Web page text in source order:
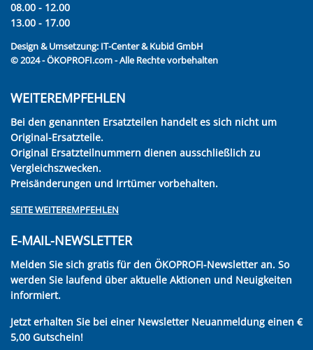
08.00 - 12.00
13.00 - 17.00
Design & Umsetzung: IT-Center & Kubid GmbH
© 2024 - ÖKOPROFI.com - Alle Rechte vorbehalten
WEITEREMPFEHLEN
Bei den genannten Ersatzteilen handelt es sich nicht um
Original-Ersatzteile.
Original Ersatzteilnummern dienen ausschließlich zu
Vergleichszwecken.
Preisänderungen und Irrtümer vorbehalten.
SEITE WEITEREMPFEHLEN
E-MAIL-NEWSLETTER
Melden Sie sich gratis für den ÖKOPROFI-Newsletter an. So
werden Sie laufend über aktuelle Aktionen und Neuigkeiten
informiert.
Jetzt erhalten Sie bei einer Newsletter Neuanmeldung einen €
5,00 Gutschein!